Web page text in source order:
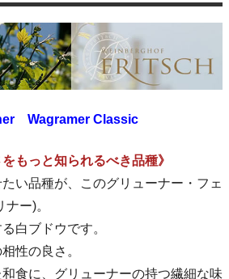
Wagramer Classic
もっと知られるべき品種》
い品種が、このグリューナー・フェ
ー)。
白ブドウです。
性の良さ。
食に、グリューナーの持つ繊細な味